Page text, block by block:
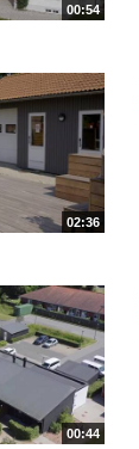
00:54
02:36
00:44